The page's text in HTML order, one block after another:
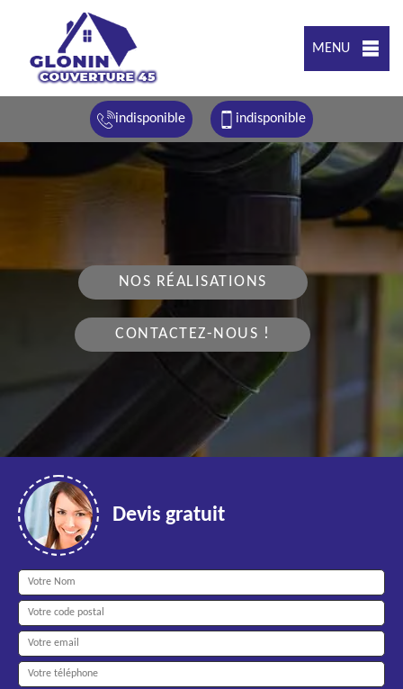
MENU
indisponible indisponible
NOS RÉALISATIONS
CONTACTEZ-NOUS !
Devis gratuit